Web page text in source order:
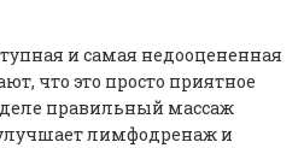
и самая недооцененная
что это просто приятное
правильный массаж
лимфодренаж и